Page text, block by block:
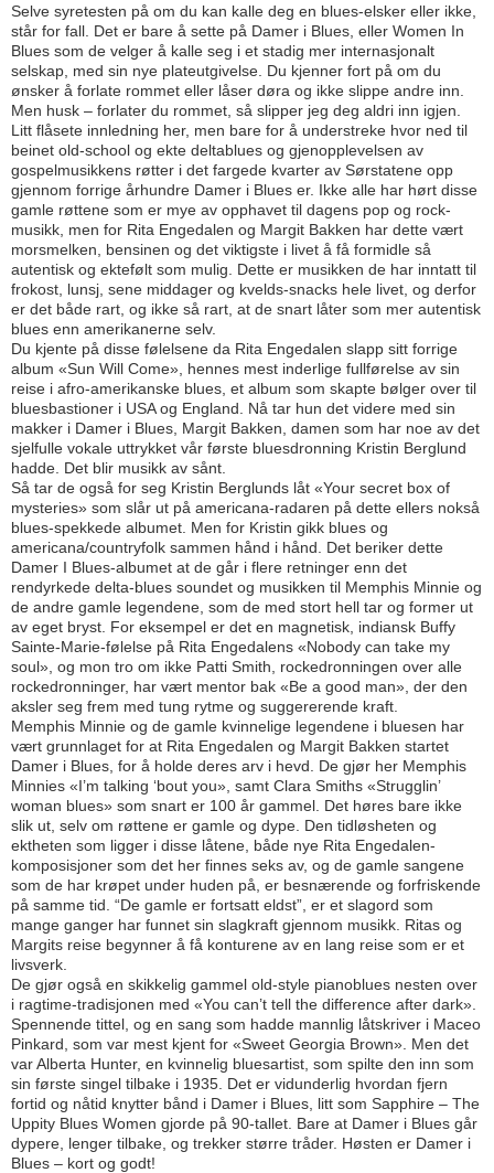
Selve syretesten på om du kan kalle deg en blues-elsker eller ikke,
står for fall. Det er bare å sette på Damer i Blues, eller Women In
Blues som de velger å kalle seg i et stadig mer internasjonalt
selskap, med sin nye plateutgivelse. Du kjenner fort på om du
ønsker å forlate rommet eller låser døra og ikke slippe andre inn.
Men husk – forlater du rommet, så slipper jeg deg aldri inn igjen.
Litt flåsete innledning her, men bare for å understreke hvor ned til
beinet old-school og ekte deltablues og gjenopp­levelsen av
gospelmusikkens røtter i det fargede kvarter av Sørstatene opp
gjennom forrige århundre Damer i Blues er. Ikke alle har hørt disse
gamle røttene som er mye av opphavet til dagens pop og rock-
musikk, men for Rita Engedalen og Margit Bakken har dette vært
morsmelken, bensinen og det viktigste i livet å få formidle så
autentisk og ektefølt som mulig. Dette er musikken de har inntatt til
frokost, lunsj, sene middager og kvelds-snacks hele livet, og derfor
er det både rart, og ikke så rart, at de snart låter som mer autentisk
blues enn amerikanerne selv.
Du kjente på disse følelsene da Rita Engedalen slapp sitt forrige
album «Sun Will Come», hennes mest inderlige fullførelse av sin
reise i afro-amerikanske blues, et album som skapte bølger over til
bluesbastioner i USA og England. Nå tar hun det videre med sin
makker i Damer i Blues, Margit Bakken, damen som har noe av det
sjelfulle vokale uttrykket vår første bluesdronning Kristin Berglund
hadde. Det blir musikk av sånt.
Så tar de også for seg Kristin Berglunds låt «Your secret box of
mysteries» som slår ut på americana-radaren på dette ellers nokså
blues-spekkede albumet. Men for Kristin gikk blues og
americana/countryfolk sammen hånd i hånd. Det beriker dette
Damer I Blues-albumet at de går i flere retninger enn det
rendyrkede delta-blues soundet og musikken til Memphis Minnie og
de andre gamle legendene, som de med stort hell tar og former ut
av eget bryst. For eksempel er det en magnetisk, indiansk Buffy
Sainte-Marie-følelse på Rita Engedalens «Nobody can take my
soul», og mon tro om ikke Patti Smith, rockedronningen over alle
rockedronninger, har vært mentor bak «Be a good man», der den
aksler seg frem med tung rytme og suggererende kraft.
Memphis Minnie og de gamle kvinnelige legendene i bluesen har
vært grunnlaget for at Rita Engedalen og Margit Bakken startet
Damer i Blues, for å holde deres arv i hevd. De gjør her Memphis
Minnies «I’m talking ‘bout you», samt Clara Smiths «Strugglin’
woman blues» som snart er 100 år gammel. Det høres bare ikke
slik ut, selv om røttene er gamle og dype. Den tidløsheten og
ektheten som ligger i disse låtene, både nye Rita Engedalen-
komposisjoner som det her finnes seks av, og de gamle ­sangene
som de har krøpet under huden på, er besnærende og forfriskende
på samme tid. “De gamle er fortsatt eldst”, er et slagord som
mange ganger har funnet sin slagkraft gjennom musikk. Ritas og
Margits reise begynner å få konturene av en lang reise som er et
livsverk.
De gjør også en skikkelig gammel old-style pianoblues nesten over
i ragtime-tradi­sjonen med «You can’t tell the difference after dark».
Spennende tittel, og en sang som hadde mannlig låtskriver i Maceo
Pinkard, som var mest kjent for «Sweet Georgia Brown». Men det
var Alberta Hunter, en kvinnelig blues­artist, som spilte den inn som
sin første singel tilbake i 1935. Det er vidunderlig hvordan fjern
fortid og nåtid knytter bånd i Damer i Blues, litt som Sapphire – The
Uppity Blues Women gjorde på 90-tallet. Bare at Damer i Blues går
dypere, lenger tilbake, og trekker større tråder. Høsten er Damer i
Blues – kort og godt!